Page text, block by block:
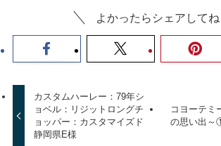
ョベル：リジットロングチ
ョッパー：カスタマイズド
静岡県E様
コヨーテミ
の思い出～①
関連記事